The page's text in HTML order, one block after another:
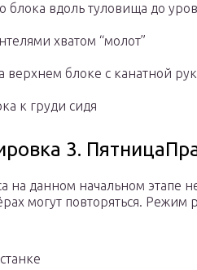
блока вдоль туловища до
хватом “молот”
верхнем блоке с канатной
к груди сидя
3.
на данном начальном этапе
могут повторяться. Режим